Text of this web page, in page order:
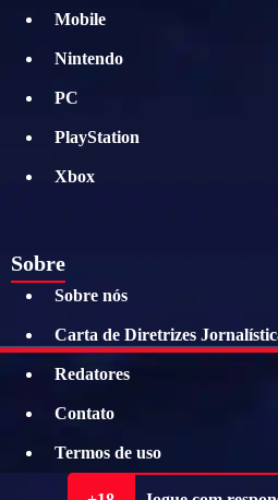
Mobile
Nintendo
PC
PlayStation
Xbox
Sobre
Sobre nós
Carta de Diretrizes
Redatores
Contato
Termos de uso